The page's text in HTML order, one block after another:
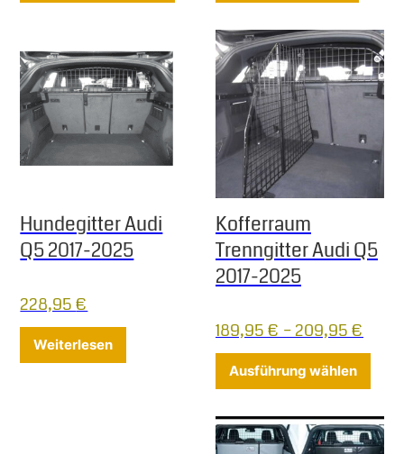
Hundegitter Audi
Q5 2017-2025
228,95€
Weiterlesen
Kofferraum
Trenngitter Audi Q5
2017-2025
189,95€ –209,95€
Ausführung wählen